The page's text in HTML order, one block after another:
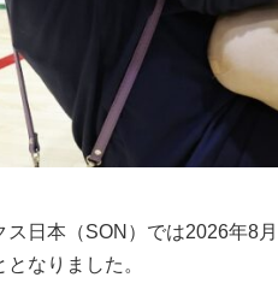
日本（SON）では2026年8
なりました。